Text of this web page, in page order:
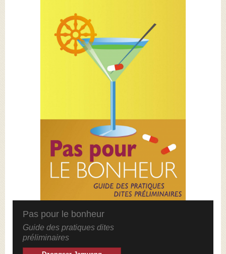
Pas pour le bonheur
Guide des pratiques dites
préliminaires